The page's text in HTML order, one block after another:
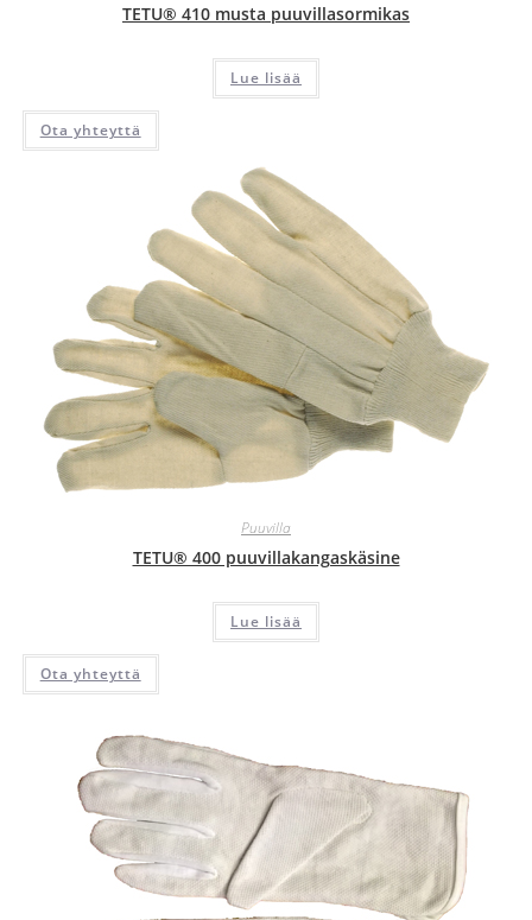
TETU® 410 musta puuvillasormikas
Lue lisää
Ota yhteyttä
Puuvilla
TETU® 400 puuvillakangaskäsine
Lue lisää
Ota yhteyttä